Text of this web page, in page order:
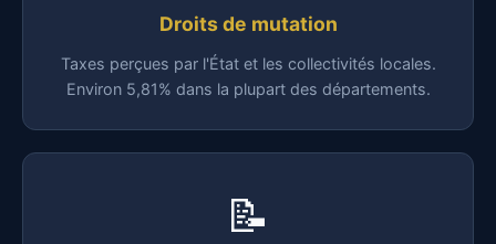
Droits de mutation
Taxes perçues par l'État et les collectivités locales.
Environ 5,81% dans la plupart des départements.
📝